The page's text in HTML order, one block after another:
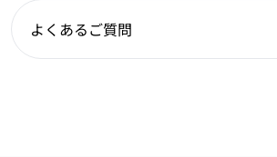
よくあるご質問